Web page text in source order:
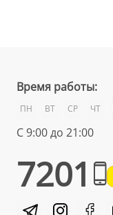
Время работы:
ПН ВТ СР ЧТ
С 9:00 до 21:00
7201